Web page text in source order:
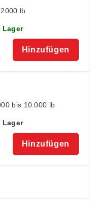
lb
Lager
Hinzufügen
bis 10.000 lb
Lager
Hinzufügen